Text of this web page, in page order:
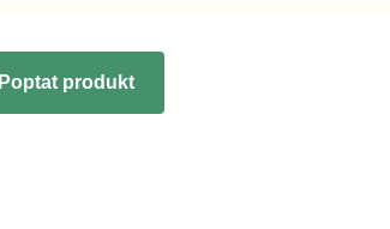
Poptat produkt